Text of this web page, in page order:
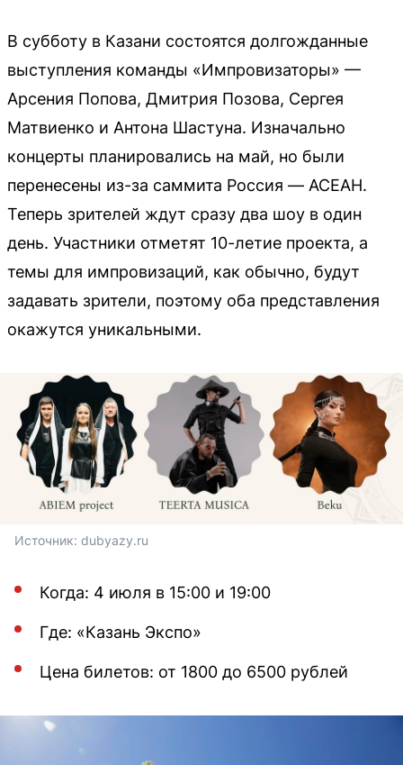
В субботу в Казани состоятся долгожданные
выступления команды «Импровизаторы» —
Арсения Попова, Дмитрия Позова, Сергея
Матвиенко и Антона Шастуна. Изначально
концерты планировались на май, но были
перенесены из-за саммита Россия — АСЕАН.
Теперь зрителей ждут сразу два шоу в один
день. Участники отметят 10-летие проекта, а
темы для импровизаций, как обычно, будут
задавать зрители, поэтому оба представления
окажутся уникальными.
Источник: dubyazy.ru
Когда: 4 июля в 15:00 и 19:00
Где: «Казань Экспо»
Цена билетов: от 1800 до 6500 рублей